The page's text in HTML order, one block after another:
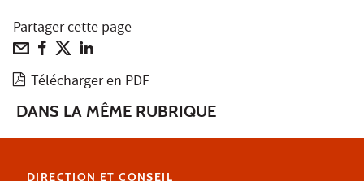
Partager cette page
Télécharger en PDF
DANS LA MÊME RUBRIQUE
DIRECTION ET CONSEIL